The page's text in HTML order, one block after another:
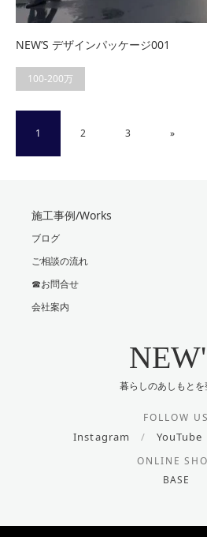
NEW’S デザインパッケージ001
100-200万
1 2 3 »
施工事例/Works
ブログ
ご相談の流れ
☎お問合せ
会社案内
暮らしのあしもとを
FOLLOW US
Instagram / YouTube
ONLINE
BASE